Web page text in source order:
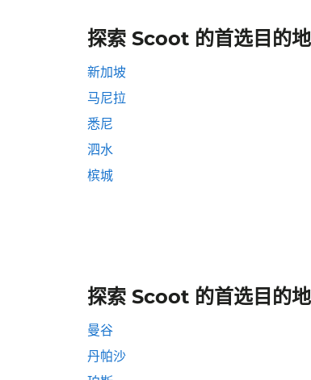
探索 Scoot 的首选目的地
新加坡
马尼拉
悉尼
泗水
槟城
探索 Scoot 的首选目的地
曼谷
丹帕沙